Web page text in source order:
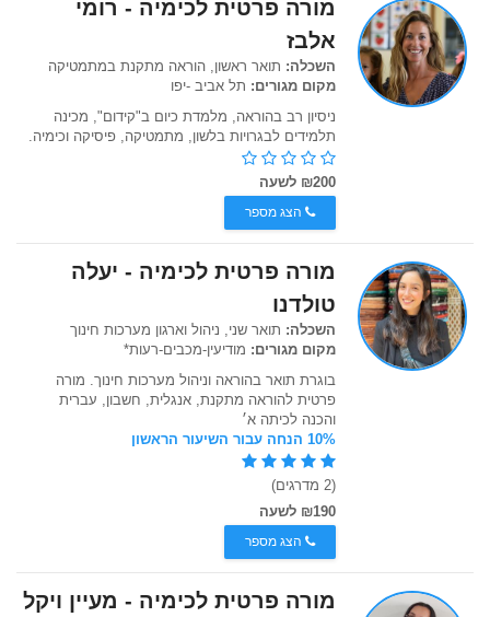
מורה פרטית לכימיה - רומי
אלבז
השכלה: תואר ראשון, הוראה מתקנת במתמטיקה
מקום מגורים: תל אביב -יפו
ניסיון רב בהוראה, מלמדת כיום ב"קידום", מכינה
תלמידים לבגרויות בלשון, מתמטיקה, פיסיקה וכימיה.
₪200 לשעה
הצג מספר
מורה פרטית לכימיה - יעלה
טולדנו
השכלה: תואר שני, ניהול וארגון מערכות חינוך
מקום מגורים: מודיעין-מכבים-רעות*
בוגרת תואר בהוראה וניהול מערכות חינוך. מורה
פרטית להוראה מתקנת, אנגלית, חשבון, עברית
והכנה לכיתה א׳
10% הנחה עבור השיעור הראשון
(2 מדרגים)
₪190 לשעה
הצג מספר
מורה פרטית לכימיה - מעיין ויקל